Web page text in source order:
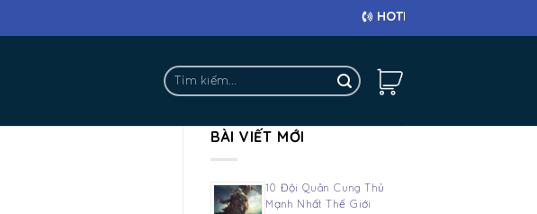
HOTLINE: 0911 682 663
Tìm
kiếm:
BÀI VIẾT MỚI
10 Đội Quân Cung Thủ
Mạnh Nhất Thế Giới